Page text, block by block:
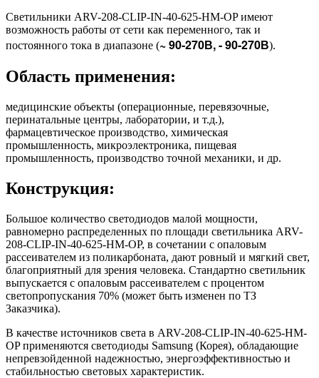
Светильники ARV-208-CLIP-IN-40-625-НM-OP имеют
возможность работы от сети как переменного, так и
постоянного тока в диапазоне (~ 90-270В, - 90-270В).
Область применения:
медицинские объекты (операционные, перевязочные,
перинатальные центры, лаборатории, и т.д.),
фармацевтическое производство, химическая
промышленность, микроэлектроника, пищевая
промышленность, производство точной механики, и др.
Конструкция:
Большое количество светодиодов малой мощности,
равномерно распределенных по площади светильника ARV-
208-CLIP-IN-40-625-HM-OP, в сочетании с опаловым
рассеивателем из поликарбоната, дают ровный и мягкий свет,
благоприятный для зрения человека. Стандартно светильник
выпускается с опаловым рассеивателем с процентом
светопропускания 70% (может быть изменен по ТЗ
Заказчика).
В качестве источников света в ARV-208-CLIP-IN-40-625-НM-
OP применяются светодиоды Samsung (Корея), обладающие
непревзойденной надежностью, энергоэффективностью и
стабильностью световых характеристик.